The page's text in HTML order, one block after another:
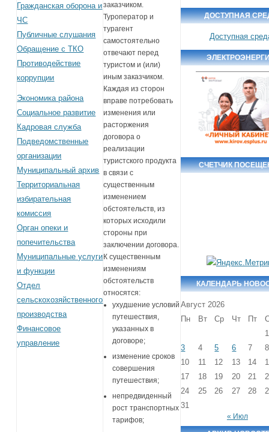
Гражданская оборона и
ЧС
Публичные слушания
Обращение с ТКО
Противодействие
коррупции
Экономика района
Социальное развитие
Кадровая служба
Подведомственные
организации
Муниципальный архив
Территориальная
избирательная
комиссия
Орган опеки и
попечительства
Муниципальные услуги
и функции
Отдел
сельскохозяйственного
производства
Финансовое
управление
заказчиком.
Туроператор и
турагент
самостоятельно
отвечают перед
туристом и (или)
иным заказчиком.
Каждая из сторон
вправе потребовать
изменения или
расторжения
договора о
реализации
туристского продукта
в связи с
существенным
изменением
обстоятельств, из
которых исходили
стороны при
заключении договора.
К существенным
изменениям
обстоятельств
относятся:
ухудшение условий
путешествия,
указанных в
договоре;
изменение сроков
совершения
путешествия;
непредвиденный
рост транспортных
тарифов;
ДОСТУПНАЯ
Доступная
СЧЕТЧИК
КАЛЕНДАРЬ
Август 2026
Пн
Вт Ср Чт Пт
1
3
4 5 6 7
8
10
11 12 13 14
17
18 19 20 21
24
25 26 27 28
31
« Июл